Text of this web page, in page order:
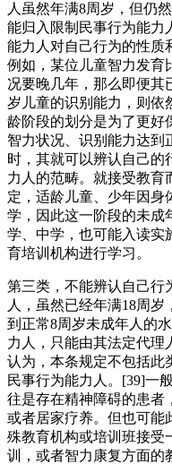
人虽然年满8周岁，但仍
能归入限制民事行为能力
能力人对自己行为的性质
例如，某位儿童智力发育
况要晚几年，那么即便其
岁儿童的识别能力，则依
龄阶段的划分是为了更好
智力状况、识别能力达到
时，其就可以辨认自己的
力人的范畴。就接受教育
定，适龄儿童、少年因身
学，因此这一阶段的未成
学、中学，也可能入读实
育培训机构进行学习。
第三类，不能辨认自己行
人，虽然已经年满18周
到正常8周岁未成年人的
力人，只能由其法定代理
认为，本条规定不包括此
民事行为能力人。[39]一
往是存在精神障碍的患者
或者居家疗养。但也可能
殊教育机构或培训班接受
训，或者智力康复方面的